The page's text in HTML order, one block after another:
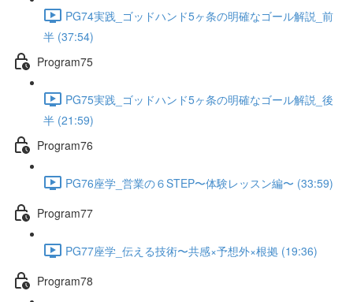
PG74実践_ゴッドハンド5ヶ条の明確なゴール解説_前
半 (37:54)
Program75
PG75実践_ゴッドハンド5ヶ条の明確なゴール解説_後
半 (21:59)
Program76
PG76座学_営業の６STEP〜体験レッスン編〜 (33:59)
Program77
PG77座学_伝える技術〜共感×予想外×根拠 (19:36)
Program78